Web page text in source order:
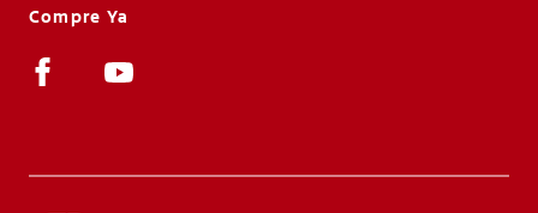
Compre Ya